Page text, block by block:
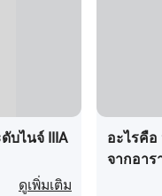
บไนจ์ IIIA
ดูเพิ่มเติม
อะไรคื
จากอาร